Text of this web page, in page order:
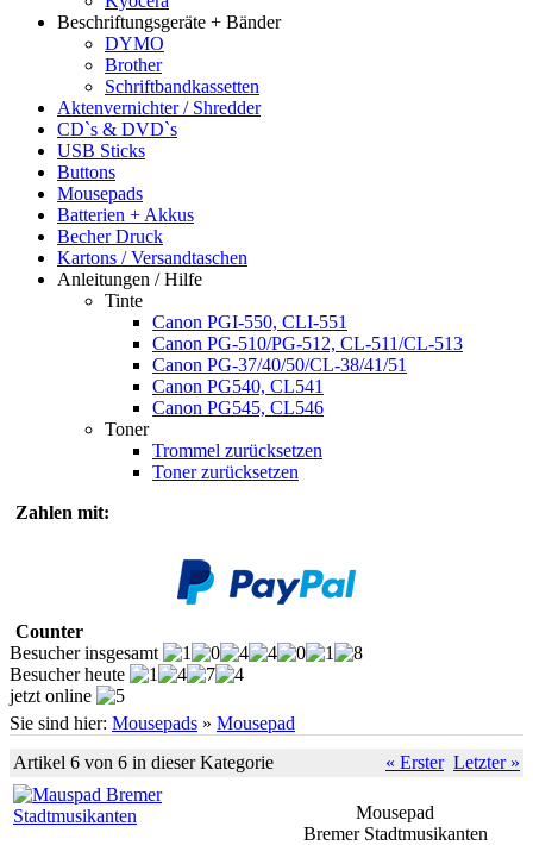
Beschriftungsgeräte + Bänder
DYMO
Brother
Schriftbandkassetten
Aktenvernichter / Shredder
CD`s & DVD`s
USB Sticks
Buttons
Mousepads
Batterien + Akkus
Becher Druck
Kartons / Versandtaschen
Anleitungen / Hilfe
Tinte
Canon PGI-550, CLI-551
Canon PG-510/PG-512, CL-511/CL-513
Canon PG-37/40/50/CL-38/41/51
Canon PG540, CL541
Canon PG545, CL546
Toner
Trommel zurücksetzen
Toner zurücksetzen
Zahlen mit:
Counter
Besucher insgesamt
Besucher heute
jetzt online
Sie sind hier: Mousepads » Mousepad
Artikel 6 von 6 in dieser Kategorie
« Erster Letzter »
Mousepad
Bremer Stadtmusikanten